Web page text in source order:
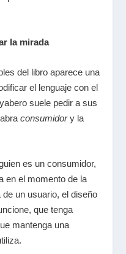
la mirada
del libro aparece una
el lenguaje con el
suele pedir a sus
consumidory la
es un consumidor,
en el momento de la
un usuario, el diseño
que tenga
mantenga una